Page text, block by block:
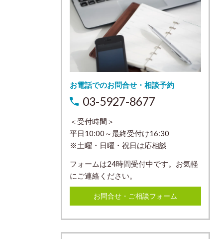
お電話でのお問合せ・相談予約
03-5927-8677
＜受付時間＞
平日10:00～最終受付け16:30
※土曜・日曜・祝日は応相談
フォームは24時間受付中です。お気軽
にご連絡ください。
お問合せ・ご相談フォーム